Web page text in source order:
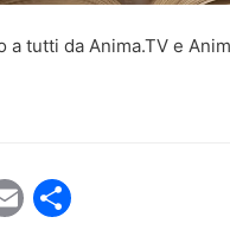
a tutti da Anima.TV e
E